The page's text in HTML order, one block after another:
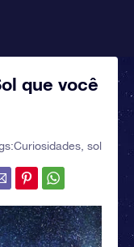
que você
Curiosidades sol